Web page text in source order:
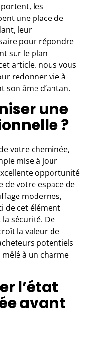
les
une place de
leur
pour répondre
sur le plan
article, nous vous
redonner vie à
son âme d’antan.
une
?
votre cheminée,
mise à jour
opportunité
de votre espace de
modernes,
de cet élément
sécurité. De
la valeur de
potentiels
à un charme
l’état
avant